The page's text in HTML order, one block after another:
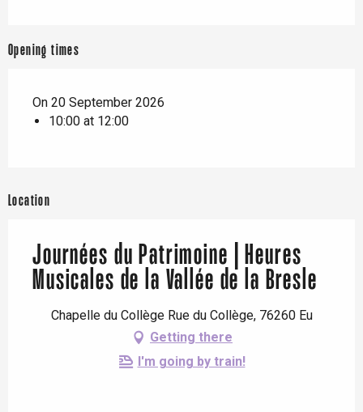
Opening times
On 20 September 2026
10:00 at 12:00
Location
Journées du Patrimoine | Heures
Musicales de la Vallée de la Bresle
Chapelle du Collège Rue du Collège, 76260 Eu
Getting there
I'm going by train!